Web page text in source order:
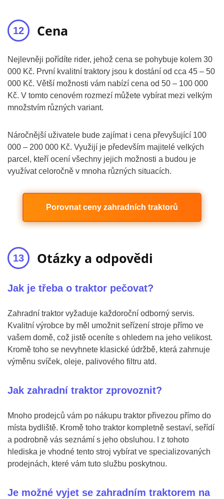
Cena
Nejlevněji pořídíte rider, jehož cena se pohybuje kolem 30
000 Kč. První kvalitní traktory jsou k dostání od cca 45 – 50
000 Kč. Větší možnosti vám nabízí cena od 50 – 100 000
Kč. V tomto cenovém rozmezí můžete vybírat mezi velkým
množstvím různých variant.
Náročnější uživatele bude zajímat i cena převyšující 100
000 – 200 000 Kč. Využijí je především majitelé velkých
parcel, kteří ocení všechny jejich možnosti a budou je
využívat celoročně v mnoha různých situacích.
Porovnat ceny zahradních traktorů
Otázky a odpovědi
Jak je třeba o traktor pečovat?
Zahradní traktor vyžaduje každoroční odborný servis.
Kvalitní výrobce by měl umožnit seřízení stroje přímo ve
vašem domě, což jistě oceníte s ohledem na jeho velikost.
Kromě toho se nevyhnete klasické údržbě, která zahrnuje
výměnu svíček, oleje, palivového filtru atd.
Jak zahradní traktor zprovoznit?
Mnoho prodejců vám po nákupu traktor přivezou přímo do
místa bydliště. Kromě toho traktor kompletně sestaví, seřídí
a podrobně vás seznámí s jeho obsluhou. I z tohoto
hlediska je vhodné tento stroj vybírat ve specializovaných
prodejnách, které vám tuto službu poskytnou.
Je možné vyjet se zahradním traktorem na